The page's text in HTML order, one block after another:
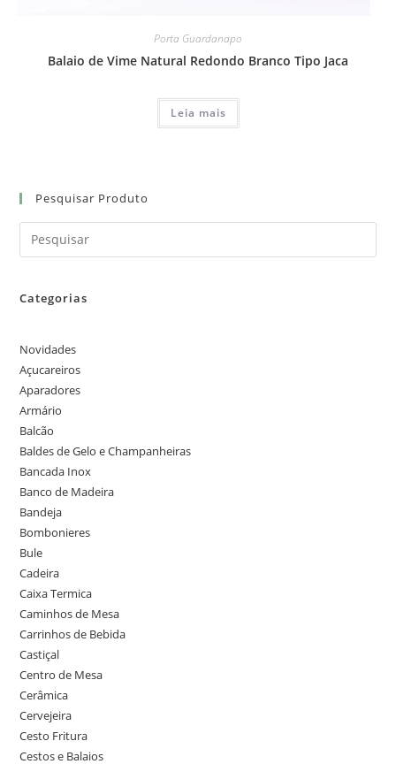
Porta Guardanapo
Balaio de Vime Natural Redondo Branco Tipo Jaca
Leia mais
Pesquisar Produto
Categorias
Novidades
Açucareiros
Aparadores
Armário
Balcão
Baldes de Gelo e Champanheiras
Bancada Inox
Banco de Madeira
Bandeja
Bombonieres
Bule
Cadeira
Caixa Termica
Caminhos de Mesa
Carrinhos de Bebida
Castiçal
Centro de Mesa
Cerâmica
Cervejeira
Cesto Fritura
Cestos e Balaios